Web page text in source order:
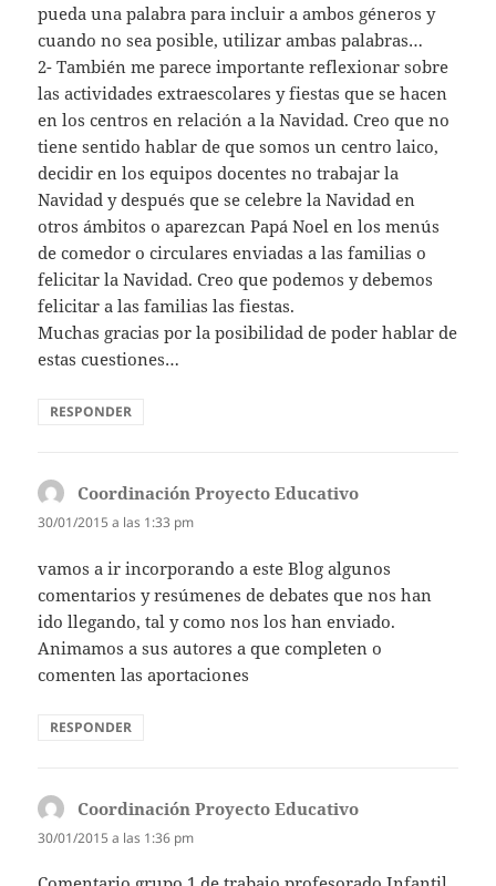
pueda una palabra para incluir a ambos géneros y
cuando no sea posible, utilizar ambas palabras…
2- También me parece importante reflexionar sobre
las actividades extraescolares y fiestas que se hacen
en los centros en relación a la Navidad. Creo que no
tiene sentido hablar de que somos un centro laico,
decidir en los equipos docentes no trabajar la
Navidad y después que se celebre la Navidad en
otros ámbitos o aparezcan Papá Noel en los menús
de comedor o circulares enviadas a las familias o
felicitar la Navidad. Creo que podemos y debemos
felicitar a las familias las fiestas.
Muchas gracias por la posibilidad de poder hablar de
estas cuestiones…
RESPONDER
Coordinación Proyecto Educativo
30/01/2015 a las 1:33 pm
vamos a ir incorporando a este Blog algunos
comentarios y resúmenes de debates que nos han
ido llegando, tal y como nos los han enviado.
Animamos a sus autores a que completen o
comenten las aportaciones
RESPONDER
Coordinación Proyecto Educativo
30/01/2015 a las 1:36 pm